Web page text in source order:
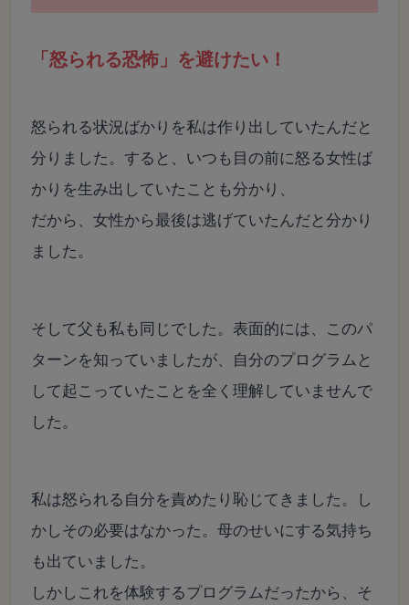
「怒られる恐怖」を避けたい！
怒られる状況ばかりを私は作り出していたんだと
分りました。すると、いつも目の前に怒る女性ば
かりを生み出していたことも分かり、
だから、女性から最後は逃げていたんだと分かり
ました。
そして父も私も同じでした。表面的には、このパ
ターンを知っていましたが、自分のプログラムと
して起こっていたことを全く理解していませんで
した。
私は怒られる自分を責めたり恥じてきました。し
かしその必要はなかった。母のせいにする気持ち
も出ていました。
しかしこれを体験するプログラムだったから、そ